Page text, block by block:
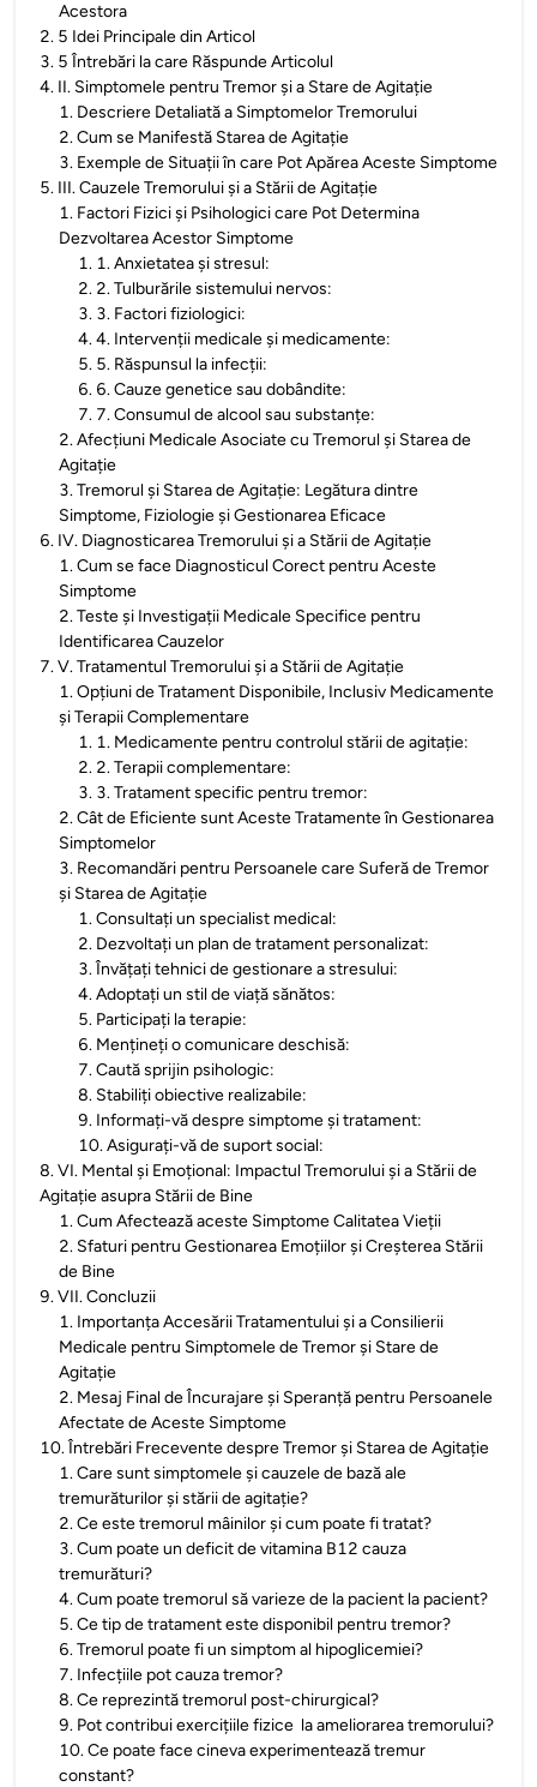
Acestora
2. 5 Idei Principale din Articol
3. 5 Întrebări la care Răspunde Articolul
4. II. Simptomele pentru Tremor și a Stare de Agitație
1. Descriere Detaliată a Simptomelor Tremorului
2.Cum se Manifestă Starea de Agitație
3. Exemple de Situații în care Pot Apărea Aceste Simptome
5. III. Cauzele Tremorului și a Stării de Agitație
1. Factori Fizici și Psihologici care Pot Determina
Dezvoltarea Acestor Simptome
1. 1. Anxietatea și stresul:
2. 2. Tulburările sistemului nervos:
3. 3. Factori fiziologici:
4.4. Intervenții medicale și medicamente:
5. 5. Răspunsul la infecții:
6. 6. Cauze genetice sau dobândite:
7. 7. Consumul de alcool sau substanțe:
2.Afecțiuni Medicale Asociate cu Tremorul și Starea de
Agitație
3.Tremorul și Starea de Agitație: Legătura dintre
Simptome, Fiziologie și Gestionarea Eficace
6. IV. Diagnosticarea Tremorului și a Stării de Agitație
1.Cum se face Diagnosticul Corect pentru Aceste
Simptome
2.Teste și Investigații Medicale Specifice pentru
Identificarea Cauzelor
7.V. Tratamentul Tremorului și a Stării de Agitație
1.Opțiuni de Tratament Disponibile, Inclusiv Medicamente
și Terapii Complementare
1. 1. Medicamente pentru controlul stării de agitație:
2. 2. Terapii complementare:
3. 3. Tratament specific pentru tremor:
2.Cât de Eficiente sunt Aceste Tratamente în Gestionarea
Simptomelor
3. Recomandări pentru Persoanele care Suferă de Tremor
și Starea de Agitație
1.Consultați un specialist medical:
2. Dezvoltați un plan de tratament personalizat:
3.Învățați tehnici de gestionare a stresului:
4.Adoptați un stil de viață sănătos:
5. Participați la terapie:
6. Mențineți o comunicare deschisă:
7.Caută sprijin psihologic:
8. Stabiliți obiective realizabile:
9. Informați-vă despre simptome și tratament:
10.Asigurați-vă de suport social:
8.VI. Mental și Emoțional: Impactul Tremorului și a Stării de
Agitație asupra Stării de Bine
1.Cum Afectează aceste Simptome Calitatea Vieții
2. Sfaturi pentru Gestionarea Emoțiilor și Creșterea Stării
de Bine
9.VII. Concluzii
1. Importanța Accesării Tratamentului și a Consilierii
Medicale pentru Simptomele de Tremor și Stare de
Agitație
2. Mesaj Final de Încurajare și Speranță pentru Persoanele
Afectate de Aceste Simptome
10.Întrebări Frecevente despre Tremor și Starea de Agitație
1.Care sunt simptomele și cauzele de bază ale
tremurăturilor și stării de agitație?
2.Ce este tremorul mâinilor și cum poate fi tratat?
3.Cum poate un deficit de vitamina B12 cauza
tremurături?
4.Cum poate tremorul să varieze de la pacient la pacient?
5.Ce tip de tratament este disponibil pentru tremor?
6.Tremorul poate fi un simptom al hipoglicemiei?
7. Infecțiile pot cauza tremor?
8.Ce reprezintă tremorul post-chirurgical?
9. Pot contribui exercițiile fizice la ameliorarea tremorului?
10.Ce poate face cineva experimentează tremur
constant?